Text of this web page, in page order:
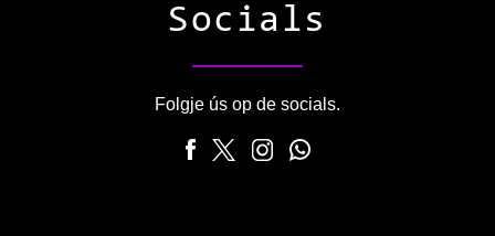
Socials
Folgje ús op de socials.